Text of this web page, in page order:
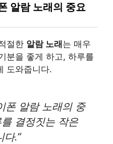
알람 노래의 중요
절한 알람 노래 는 매우
분을 좋게 하고, 하루를
도와줍니다.
폰 알람 노래의 중
결정짓는 작은
다.”